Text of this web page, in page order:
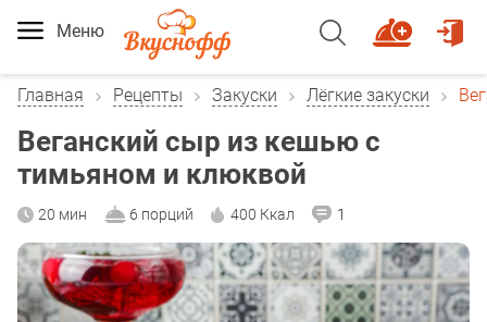
Меню
Главная Рецепты Закуски Лёгкие закуски
Веганский сыр из кешью с
тимьяном и клюквой
20 мин 6 порций 400 Ккал 1